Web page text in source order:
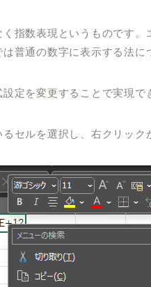
指数表現というものです。
普通の数字に表示する法に
定を変更することで実現で
セルを選択し、右クリック